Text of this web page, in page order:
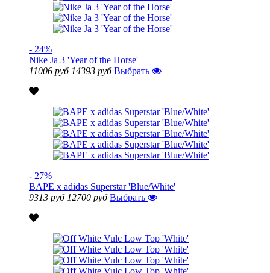
- 24%
Nike Ja 3 'Year of the Horse'
11006 руб 14393 руб Выбрать
- 27%
BAPE x adidas Superstar 'Blue/White'
9313 руб 12700 руб Выбрать